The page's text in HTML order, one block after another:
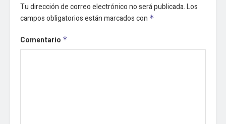
Tu dirección de correo electrónico no será publicada.Los
campos obligatorios están marcados con *
Comentario *